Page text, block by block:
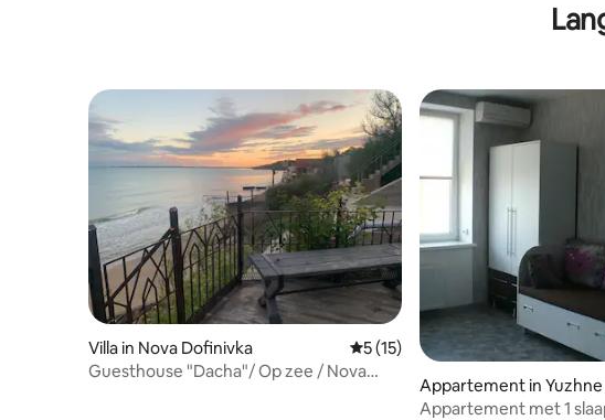
Villa in Nova Dofinivka Gemiddelde beoordeling van 5 op
5 (15)
Guesthouse "Dacha"/ Op zee / Nova
Appartement in Yuzhne
Appartement met 1